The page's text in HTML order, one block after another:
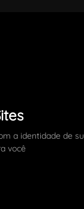
a identidade de
você